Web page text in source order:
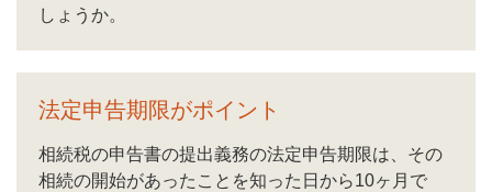
しょうか。
法定申告期限がポイント
相続税の申告書の提出義務の法定申告期限は、その
相続の開始があったことを知った日から10ヶ月で